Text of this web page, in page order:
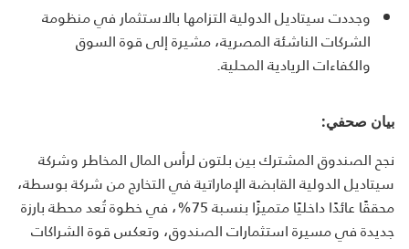
وجددت سيتاديل الدولية التزامها بالاستثمار في منظومة
الشركات الناشئة المصرية، مشيرة إلى قوة السوق
والكفاءات الريادية المحلية.
بيان صحفي:
نجح الصندوق المشترك بين بلتون لرأس المال المخاطر وشركة
سيتاديل الدولية القابضة الإماراتية في التخارج من شركة بوسطة،
محققًا عائدًا داخليًا متميزًا بنسبة 75%، في خطوة تُعد محطة بارزة
جديدة في مسيرة استثمارات الصندوق، وتعكس قوة الشراكات